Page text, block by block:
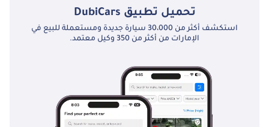
تحميل تطبيق DubiCars
استكشف أكثر من 30،000 سيارة جديدة ومستعملة للبيع في
الإمارات من أكثر من 350 وكيل معتمد.